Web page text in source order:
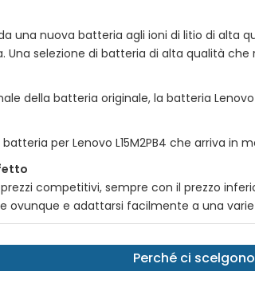
una nuova batteria agli ioni di litio di alta
selezione di batteria di alta qualità
della batteria originale, la batteria Lenovo
batteria per Lenovo L15M2PB4 che arriva in
competitivi, sempre con il prezzo
ovunque e adattarsi facilmente a una
Perché ci scelgono